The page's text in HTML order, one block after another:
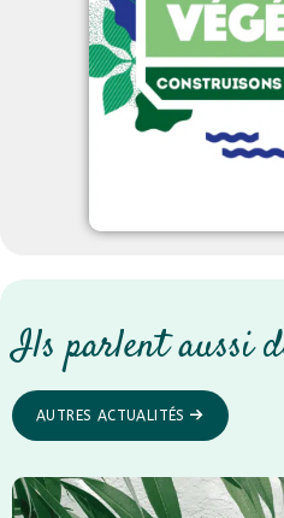
Ils parlent aussi
AUTRES ACTUALITÉS